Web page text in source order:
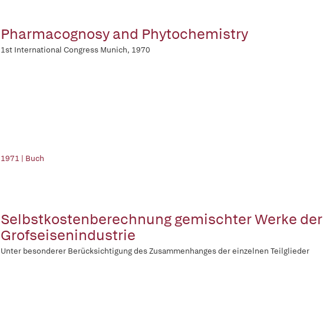
Pharmacognosy and Phytochemistry
1st International Congress Munich, 1970
1971 | Buch
Selbstkostenberechnung gemischter Werke der
Grofseisenindustrie
Unter besonderer Berücksichtigung des Zusammenhanges der einzelnen Teilglieder